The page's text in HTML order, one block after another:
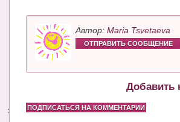
Автор: Maria Tsvetaeva
ОТПРАВИТЬ СООБЩЕНИЕ
Добавить
ПОДПИСАТЬСЯ НА КОММЕНТАРИИ